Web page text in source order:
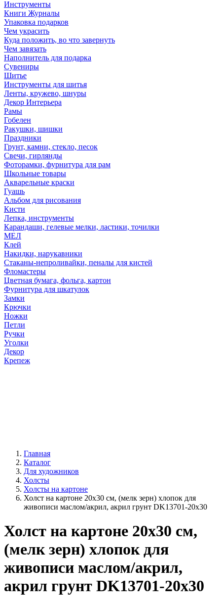
Инструменты
Книги Журналы
Упаковка подарков
Чем украсить
Куда положить, во что завернуть
Чем завязать
Наполнитель для подарка
Сувениры
Шитье
Инструменты для шитья
Ленты, кружево, шнуры
Декор Интерьера
Рамы
Гобелен
Ракушки, шишки
Праздники
Грунт, камни, стекло, песок
Свечи, гирлянды
Фоторамки, фурнитура для рам
Школьные товары
Акварельные краски
Гуашь
Альбом для рисования
Кисти
Лепка, инструменты
Карандаши, гелевые мелки, ластики, точилки
МЕЛ
Клей
Накидки, нарукавники
Стаканы-непроливайки, пеналы для кистей
Фломастеры
Цветная бумага, фольга, картон
Фурнитура для шкатулок
Замки
Крючки
Ножки
Петли
Ручки
Уголки
Декор
Крепеж
Главная
Каталог
Для художников
Холсты
Холсты на картоне
Холст на картоне 20х30 см, (мелк зерн) хлопок для
живописи маслом/акрил, акрил грунт DK13701-20x30
Холст на картоне 20х30 см,
(мелк зерн) хлопок для
живописи маслом/акрил,
акрил грунт DK13701-20x30